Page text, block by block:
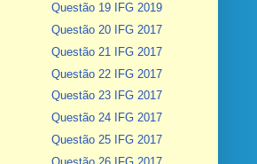
Questão 19 IFG 2019
Questão 20 IFG 2017
Questão 21 IFG 2017
Questão 22 IFG 2017
Questão 23 IFG 2017
Questão 24 IFG 2017
Questão 25 IFG 2017